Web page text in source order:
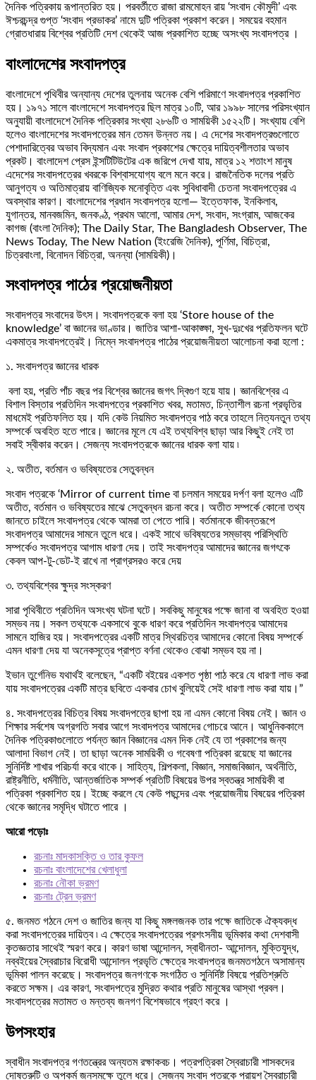
দৈনিক পত্রিকায় রূপান্তরিত হয়। পরবর্তীতে রাজা রামমোহন রায় ‘সংবাদ কৌমুদী’ এবং
ঈশ্চরচন্দ্র গুপ্ত ‘সংবাদ প্রভাকর’ নামে দুটি পত্রিকা প্রকাশ করেন। সময়ের বহমান
গ্রোতধারায় বিশ্বের প্রতিটি দেশ থেকেই আজ প্রকাশিত হচ্ছে অসংখ্য সংবাদপত্র ।
বাংলাদেশের সংবাদপত্র
বাংলাদেশে পৃথিবীর অন্যান্য দেশের তুলনায় অনেক বেশি পরিমাণে সংবাদপত্র প্রকাশিত
হয়। ১৯৭১ সালে বাংলাদেশে সংবাদপত্র ছিল মাত্র ১০টি, আর ১৯৯৮ সালের পরিসংখ্যান
অনুযায়ী বাংলাদেশে দৈনিক পত্রিকার সংখ্যা ২৮৬টি ও সাময়িকী ১৫২২টি। সংখ্যায় বেশি
হলেও বাংলাদেশের সংবাদপত্রের মান তেমন উন্নত নয়। এ দেশের সংবাদপত্রগুলোতে
পেশাদারিত্বের অভাব বিদ্যমান এবং সংবাদ প্রকাশের ক্ষেত্রে দায়িত্বশীলতার অভাব
প্রকট। বাংলাদেশ প্রেস ইন্সটিটিউটের এক জরিপে দেখা যায়, মাত্র ১২ শতাংশ মানুষ
এদেশের সংবাদপত্রের খবরকে বিশ্বাসযোগ্য বলে মনে করে। রাজনৈতিক দলের প্রতি
আনুগত্য ও অতিমাত্রায় বাণিজ্যিক মনোবৃত্তি এবং সুবিধাবাদী চেতনা সংবাদপত্রের এ
অবস্থার কারণ। বাংলাদেশের প্রধান সংবাদপত্র হলো— ইত্তেফাক, ইনকিলাব,
যুগান্তর, মানবজমিন, জনকণ্ঠ, প্রথম আলো, আমার দেশ, সংবাদ, সংগ্রাম, আজকের
কাগজ (বাংলা দৈনিক); The Daily Star, The Bangladesh Observer, The
News Today, The New Nation (ইংরেজি দৈনিক), পূর্ণিমা, বিচিত্রা,
চিত্রবাংলা, বিনোদন বিচিত্রা, অনন্যা (সাময়িকী)।
সংবাদপত্র পাঠের প্রয়োজনীয়তা
সংবাদপত্র সংবাদের উৎস। সংবাদপত্রকে বলা হয় ‘Store house of the
knowledge’ বা জ্ঞানের ভাণ্ডার। জাতির আশা-আকাঙ্ক্ষা, সুখ-দুঃখের প্রতিফলন ঘটে
একমাত্র সংবাদপত্রেই। নিম্নে সংবাদপত্র পাঠের প্রয়োজনীয়তা আলোচনা করা হলো :
১. সংবাদপত্র জ্ঞানের ধারক
বলা হয়, প্রতি পাঁচ বছর পর বিশ্বের জ্ঞানের জগৎ দ্বিগুণ হয়ে যায়। জ্ঞানবিশ্বের এ
বিশাল বিস্তার প্রতিদিন সংবাদপত্রে প্রকাশিত খবর, মতামত, চিন্তাশীল রচনা প্রভৃতির
মাধমেই প্রতিফলিত হয়। যদি কেউ নিয়মিত সংবাদপত্র পাঠ করে তাহলে নিত্যনতুন তথ্য
সম্পর্কে অবহিত হতে পারে। জ্ঞানের মূলে যে এই তথ্যবিশ্ব ছাড়া আর কিছুই নেই তা
সবাই স্বীকার করেন। সেজন্য সংবাদপত্রকে জ্ঞানের ধারক বলা যায় ৷
২. অতীত, বর্তমান ও ভবিষ্যতের সেতুবন্ধন
সংবাদ পত্রকে ‘Mirror of current time বা চলমান সময়ের দর্পণ বলা হলেও এটি
অতীত, বর্তমান ও ভবিষ্যতের মাঝে সেতুবন্ধন রচনা করে। অতীত সম্পর্কে কোনো তথ্য
জানতে চাইলে সংবাদপত্র থেকে আমরা তা পেতে পারি। বর্তমানকে জীবন্তরূপে
সংবাদপত্র আমাদের সামনে তুলে ধরে। একই সাথে ভবিষ্যতের সম্ভাব্য পরিস্থিতি
সম্পর্কেও সংবাদপত্র আগাম ধারণা দেয়। তাই সংবাদপত্র আমাদের জ্ঞানের জগৎকে
কেবল আপ-টু-ডেট-ই রাখে না প্রাগ্রসরও করে দেয়
৩. তথ্যবিশ্বের ক্ষুদ্র সংস্করণ
সারা পৃথিবীতে প্রতিদিন অসংখ্য ঘটনা ঘটে। সবকিছু মানুষের পক্ষে জানা বা অবহিত হওয়া
সম্ভব নয়। সকল তথ্যকে একসাথে বুকে ধারণ করে প্রতিদিন সংবাদপত্র আমাদের
সামনে হাজির হয়। সংবাদপত্রের একটি মাত্র স্থিরচিত্র আমাদের কোনো বিষয় সম্পর্কে
এমন ধারণা দেয় যা অনেকসূত্রে প্রাপ্ত বর্ণনা থেকেও বোঝা সম্ভব হয় না।
ইভান তুর্গেনিভ যথার্থই বলেছেন, “একটি বইয়ের একশত পৃষ্ঠা পাঠ করে যে ধারণা লাভ করা
যায় সংবাদপত্রের একটি মাত্র ছবিতে একবার চোখ বুলিয়েই সেই ধারণা লাভ করা যায়।”
৪. সংবাদপত্রের বিচিত্র বিষয় সংবাদপত্রে ছাপা হয় না এমন কোনো বিষয় নেই। জ্ঞান ও
শিক্ষার সর্বশেষ অগ্রগতি সবার আগে সংবাদপত্র আমাদের গোচরে আনে। আধুনিককালে
দৈনিক পত্রিকাগুলোতে পর্যন্ত জ্ঞান বিজ্ঞানের এমন দিক নেই যে তা প্রকাশের জন্য
আলাদা বিভাগ নেই। তা ছাড়া অনেক সাময়িকী ও গবেষণা পত্রিকা রয়েছে যা জ্ঞানের
সুনির্দিষ্ট শাখার পরিচর্যা করে থাকে। সাহিত্য, শিল্পকলা, বিজ্ঞান, সমাজবিজ্ঞান, অর্থনীতি,
রাষ্ট্রনীতি, ধর্মনীতি, আন্তর্জাতিক সম্পর্ক প্রতিটি বিষয়ের উপর স্বতন্ত্র সাময়িকী বা
পত্রিকা প্রকাশিত হয়। ইচ্ছে করলে যে কেউ পছন্দের এবং প্রয়োজনীয় বিষয়ের পত্রিকা
থেকে জ্ঞানের সমৃদ্ধি ঘটাতে পারে ।
আরো পড়োঃ
রচনাঃ মাদকাসক্তি ও তার কুফল
রচনাঃ বাংলাদেশের খেলাধুলা
রচনাঃ নৌকা ভ্রমণ
রচনাঃ ট্রেন ভ্রমণ
৫. জনমত গঠনে দেশ ও জাতির জন্য যা কিছু মঙ্গলজনক তার পক্ষে জাতিকে ঐক্যবদ্ধ
করা সংবাদপত্রের দায়িত্ব ৷ এ ক্ষেত্রে সংবাদপত্রের প্রশংসনীয় ভূমিকার কথা দেশবাসী
কৃতজ্ঞতার সাথেই স্মরণ করে। কারণ ভাষা আন্দোলন, স্বাধীনতা- আন্দোলন, মুক্তিযুদ্ধ,
নব্বইয়ের স্বৈরাচার বিরোধী আন্দোলন প্রভৃতি ক্ষেত্রে সংবাদপত্র জনমতগঠনে অসামান্য
ভূমিকা পালন করেছে। সংবাদপত্র জনগণকে সংগঠিত ও সুনির্দিষ্ট বিষয়ে প্রতিশ্রুতি
করতে সক্ষম। এর কারণ, সংবাদপত্রে মুদ্রিত কথার প্রতি মানুষের আস্থা প্রবল।
সংবাদপত্রের মতামত ও মন্তব্য জনগণ বিশেষভাবে গ্রহণ করে ।
উপসংহার
স্বাধীন সংবাদপত্র গণতন্ত্রের অন্যতম রক্ষাকবচ। পত্রপত্রিকা স্বৈরাচারী শাসকদের
দোষত্রুটি ও অপকর্ম জনসমক্ষে তুলে ধরে। সেজন্য সংবাদ পত্রকে প্রায়শ স্বৈরাচারী